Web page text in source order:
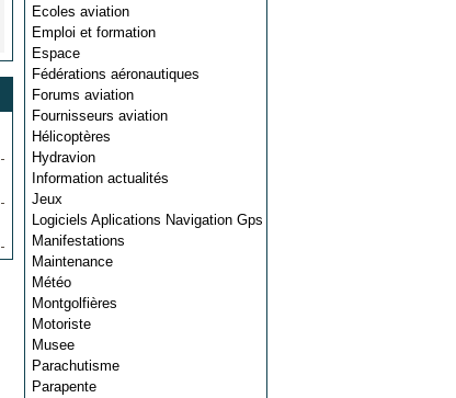
Ecoles aviation
Emploi et formation
Espace
Fédérations aéronautiques
Forums aviation
Fournisseurs aviation
Hélicoptères
Hydravion
Information actualités
Jeux
Logiciels Aplications Navigation Gps
Manifestations
Maintenance
Météo
Montgolfières
Motoriste
Musee
Parachutisme
Parapente